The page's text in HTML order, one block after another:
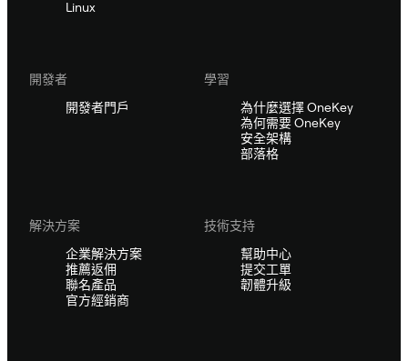
Linux
開發者
開發者門戶
學習
為什麼選擇 OneKey
為何需要 OneKey
安全架構
部落格
解決方案
企業解決方案
推薦返佣
聯名產品
官方經銷商
技術支持
幫助中心
提交工單
韌體升級